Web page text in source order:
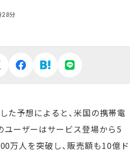
分
た予想によると、米国の携帯電
ユーザーはサービス登場から5
万人を突破し、販売額も10億ド